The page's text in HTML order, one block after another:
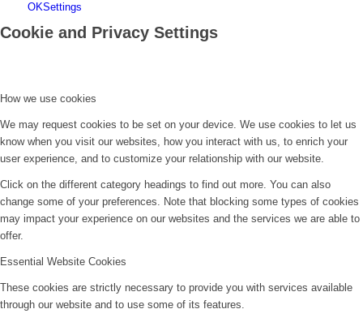
OKSettings
Cookie and Privacy Settings
How we use cookies
We may request cookies to be set on your device. We use cookies to let us
know when you visit our websites, how you interact with us, to enrich your
user experience, and to customize your relationship with our website.
Click on the different category headings to find out more. You can also
change some of your preferences. Note that blocking some types of cookies
may impact your experience on our websites and the services we are able to
offer.
Essential Website Cookies
These cookies are strictly necessary to provide you with services available
through our website and to use some of its features.